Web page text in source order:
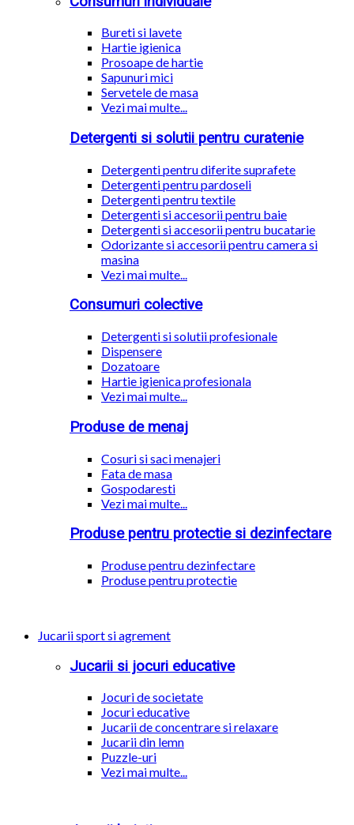
Bureti si lavete
Hartie igienica
Prosoape de hartie
Sapunuri mici
Servetele de masa
Vezi mai multe...
Detergenti si solutii pentru curatenie
Detergenti pentru diferite suprafete
Detergenti pentru pardoseli
Detergenti pentru textile
Detergenti si accesorii pentru baie
Detergenti si accesorii pentru bucatarie
Odorizante si accesorii pentru camera si
masina
Vezi mai multe...
Consumuri colective
Detergenti si solutii profesionale
Dispensere
Dozatoare
Hartie igienica profesionala
Vezi mai multe...
Produse de menaj
Cosuri si saci menajeri
Fata de masa
Gospodaresti
Vezi mai multe...
Produse pentru protectie si dezinfectare
Produse pentru dezinfectare
Produse pentru protectie
Jucarii sport si agrement
Jucarii si jocuri educative
Jocuri de societate
Jocuri educative
Jucarii de concentrare si relaxare
Jucarii din lemn
Puzzle-uri
Vezi mai multe...